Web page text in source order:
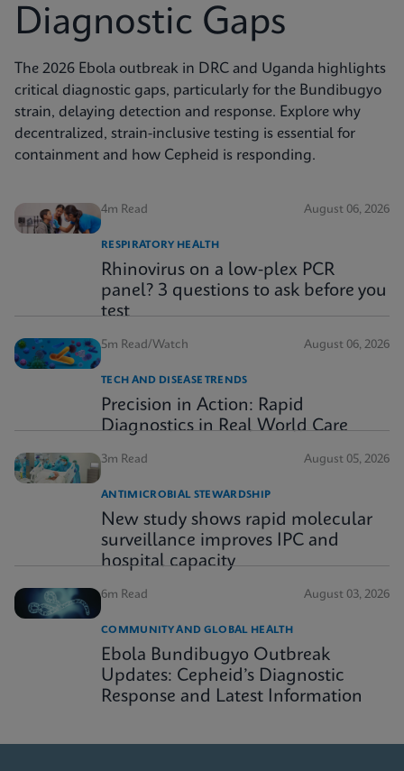
Diagnostic Gaps
The 2026 Ebola outbreak in DRC and Uganda highlights
critical diagnostic gaps, particularly for the Bundibugyo
strain, delaying detection and response. Explore why
decentralized, strain-inclusive testing is essential for
containment and how Cepheid is responding.
4m Read August 06, 2026
RESPIRATORY HEALTH
Rhinovirus on a low-plex PCR
panel? 3 questions to ask before you
test
5m Read/Watch August 06, 2026
TECH AND DISEASE TRENDS
Precision in Action: Rapid
Diagnostics in Real World Care
3m Read August 05, 2026
ANTIMICROBIAL STEWARDSHIP
New study shows rapid molecular
surveillance improves IPC and
hospital capacity
6m Read August 03, 2026
COMMUNITY AND GLOBAL HEALTH
Ebola Bundibugyo Outbreak
Updates: Cepheid’s Diagnostic
Response and Latest Information